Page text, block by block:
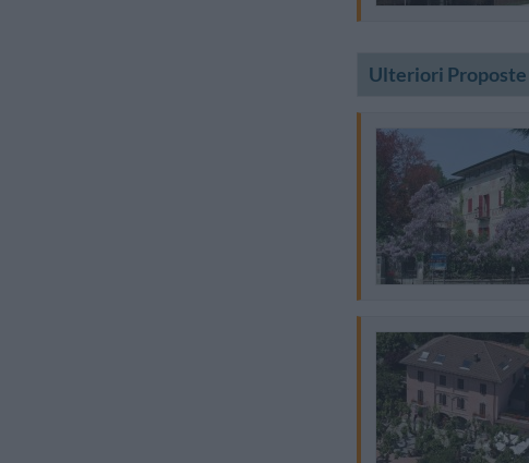
Ulteriori Proposte